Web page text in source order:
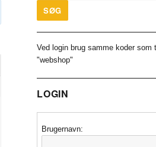
Ved login brug samme koder som
"webshop"
LOGIN
Brugernavn: